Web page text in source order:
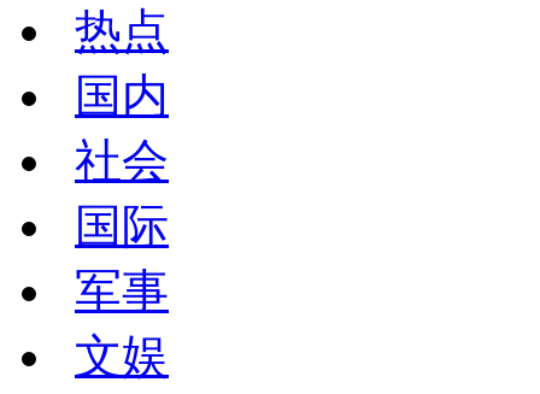
热点
国内
社会
国际
军事
文娱